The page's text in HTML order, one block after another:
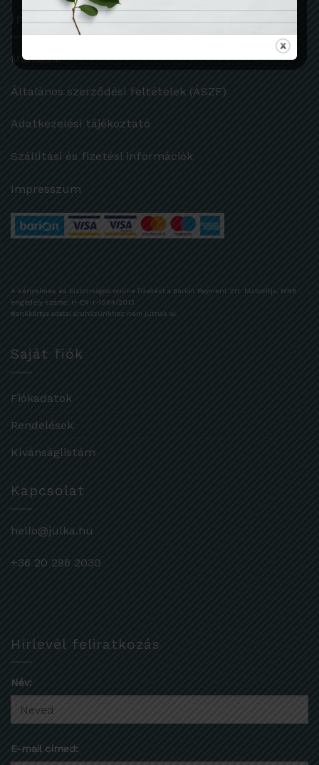
Információk
Márkáink
Általános szerződési feltételek (ÁSZF)
Adatkezelési tájékoztató
Szállítási és fizetési információk
Impresszum
A kényelmes és biztonságos online fizetést a Barion Payment Zrt. biztosítja, MNB
engedély száma: H-EN-I-1064/2013
Bankkártya adatai áruházunkhoz nem jutnak el.
Saját fiók
Fiókadatok
Rendelések
Kívánságlistám
Kapcsolat
hello@julka.hu
+36 20 296 2030
Hírlevél feliratkozás
Név:
E-mail címed: